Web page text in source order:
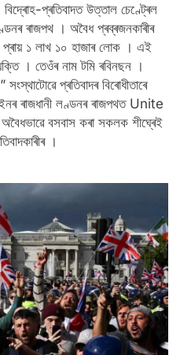
প্ৰতিবাদত উত্তাল চেণ্ট্ৰেল
ৰাজপথ । অবৈধ প্ৰব্ৰজনকাৰীৰ
১ লাখ ১০ হাজাৰ লোক । এই
। তেওঁৰ নাম টমি ৰবিনছন ।
প্ৰতিবাদৰ বিৰোধীতাৰে
ৰাজধানী লণ্ডনৰ ৰাজপথত Unite
বসবাস কৰা সকলক শীঘ্ৰেই
।